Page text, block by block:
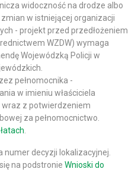
widoczność na drodze albo
w istniejącej organizacji
- projekt przed przedłożeniem
WZDW) wymaga
Wojewódzką Policji w
pełnomocnika -
w imieniu właściciela
z potwierdzeniem
za pełnomocnictwo.
numer decyzji lokalizacyjnej.
na podstronie Wnioski do